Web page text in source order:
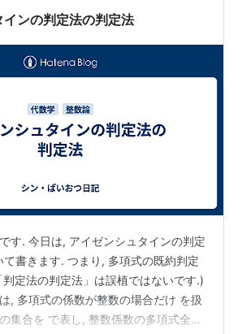
ンの判定法の判定法
す. 今日は, アイゼンシュタインの判定
書きます. つまり, 多項式の既約判定
定法の判定法」は誤植ではないです.)
, 多項式の係数が整数の場合だけ を扱
集合を で表し, 整数係数の多項式全体